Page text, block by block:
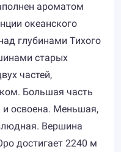
ароматом
океанского
глубинами Тихого
старых
частей,
Большая часть
и освоена. Меньшая,
Вершина
достигает 2240 м